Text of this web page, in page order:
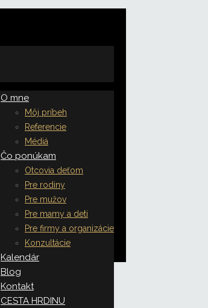
O mne
Môj príbeh
Referencie
Médiá
Čo ponúkam
Otcovia deťom
Pre rodiny
Pre mužov
Pre mamy a deti
Pre firmy a organizácie
Konzultácie
Kalendár
Blog
Kontakt
CESTA HRDINU